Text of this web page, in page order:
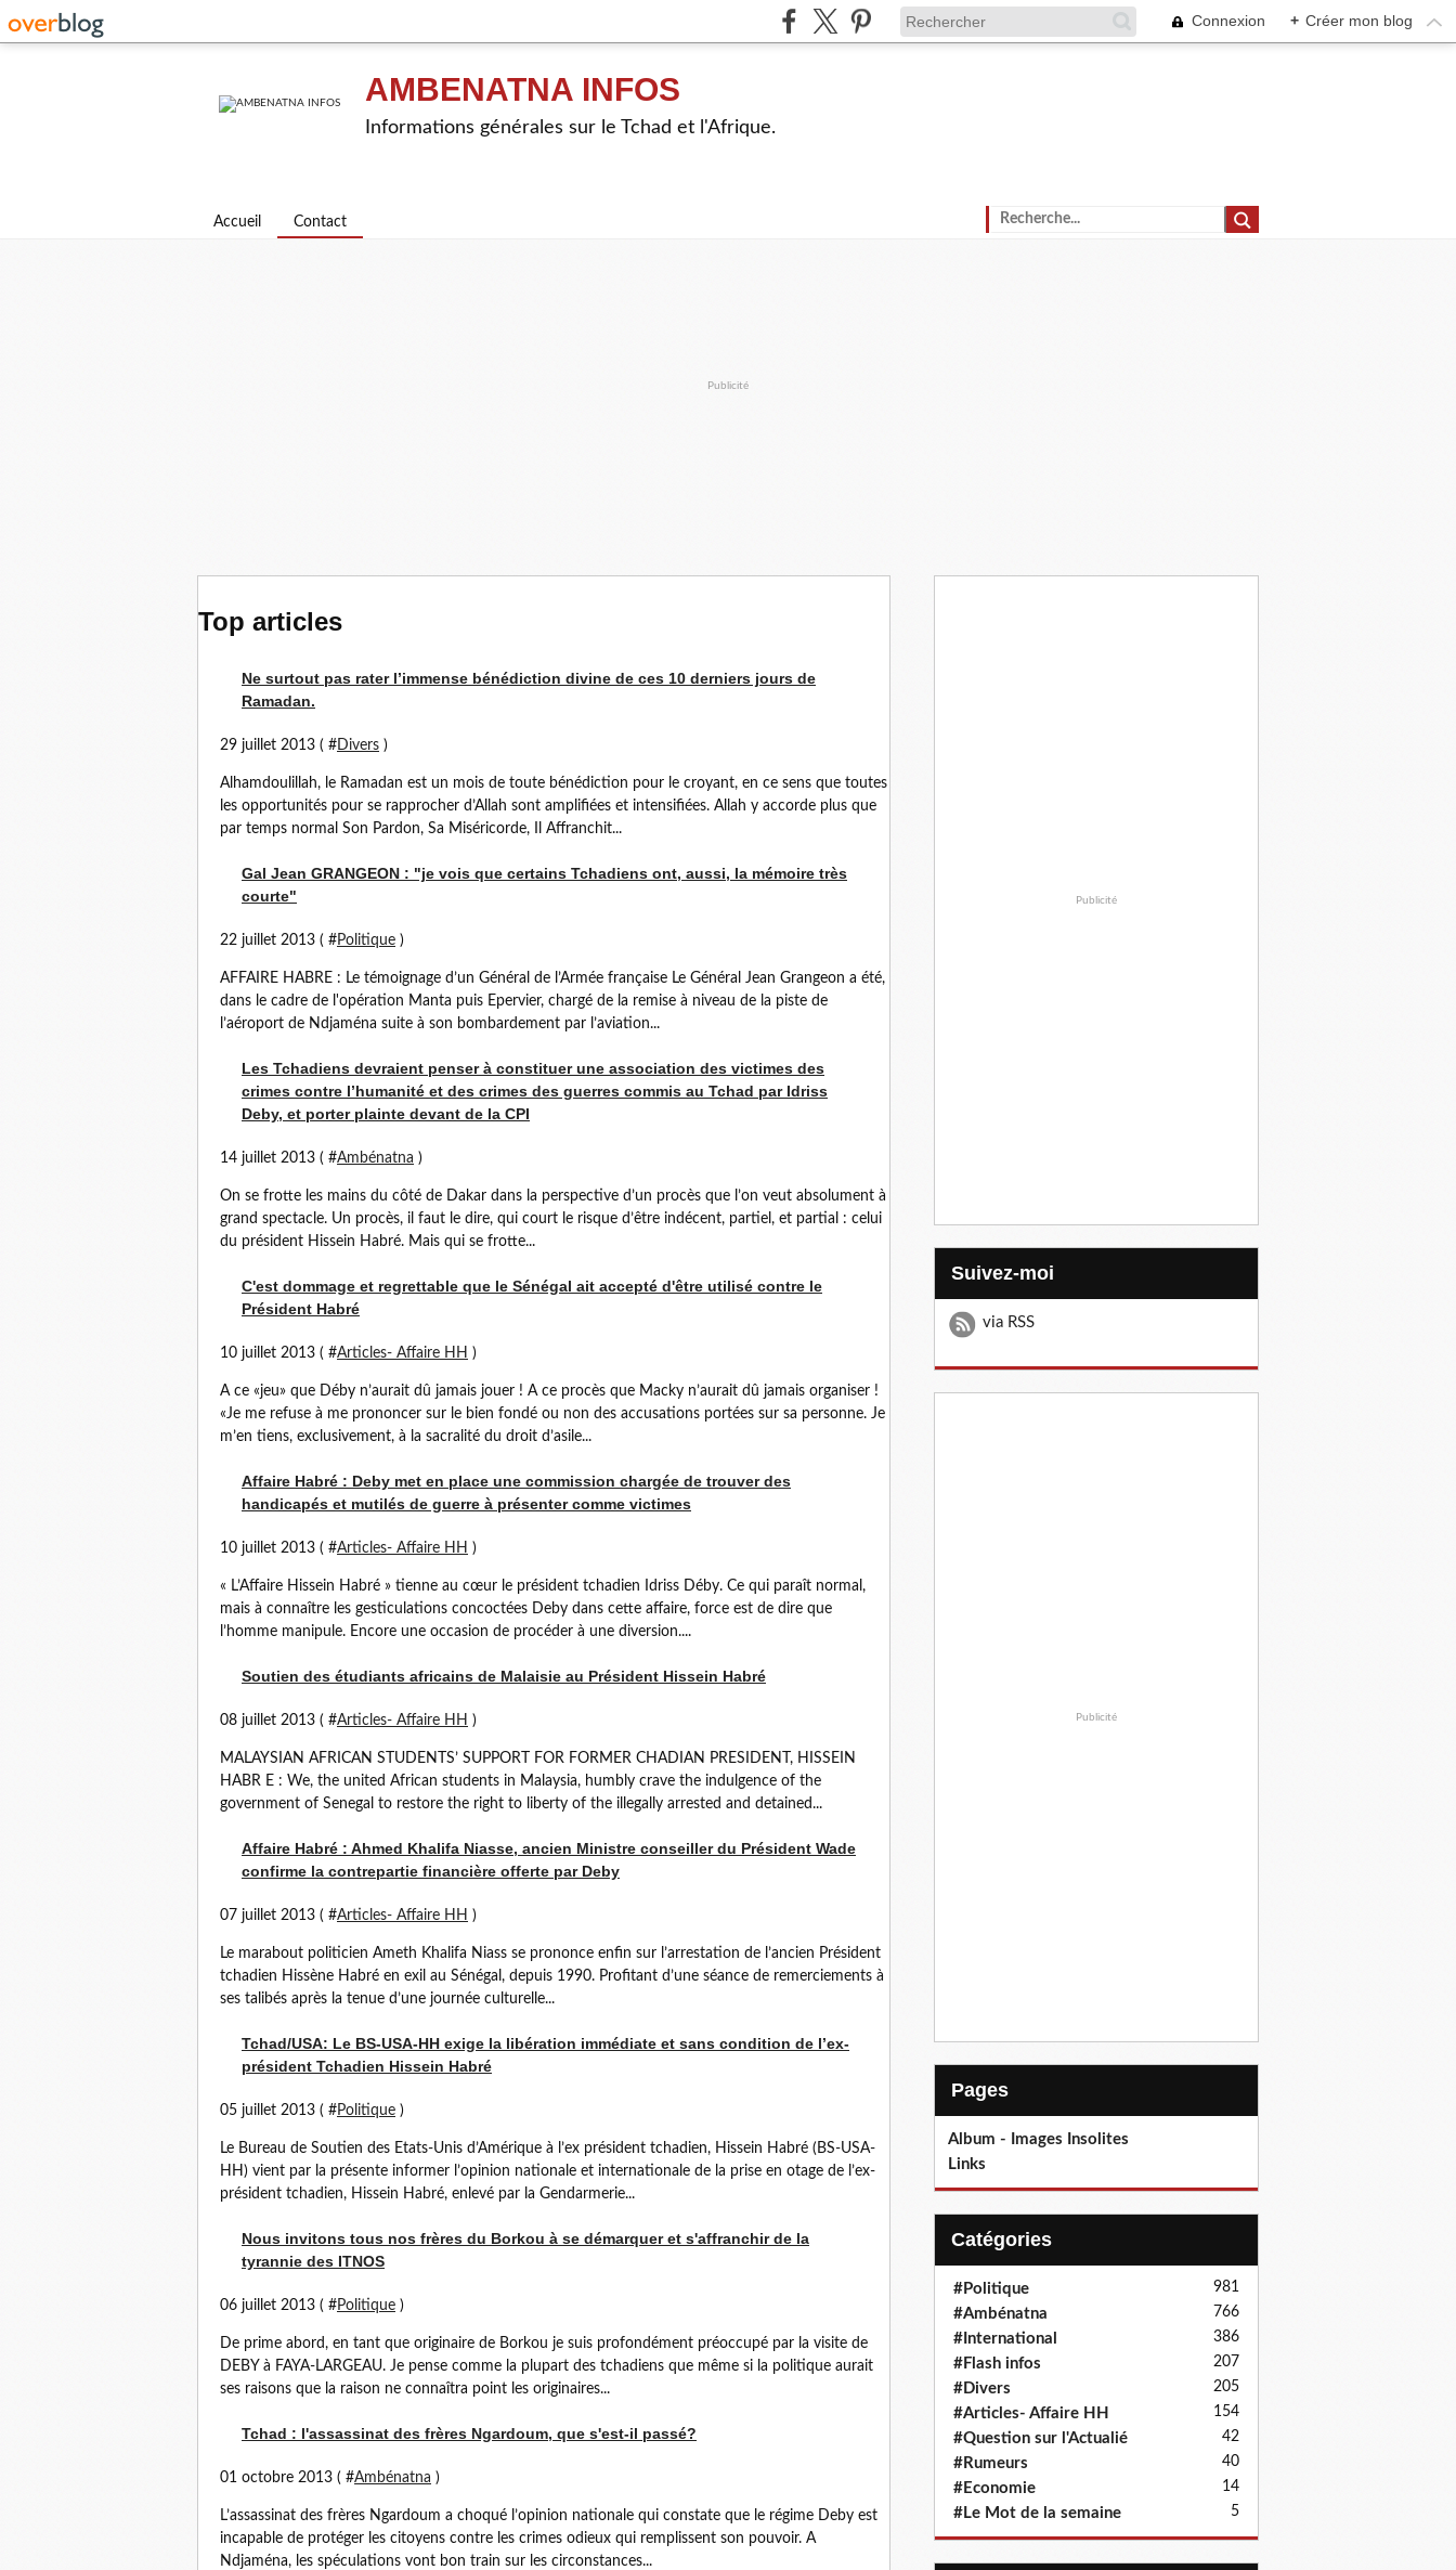
Connexion + Créer mon blog
AMBENATNA INFOS
Informations générales sur le Tchad et l'Afrique.
Accueil Contact
Publicité
Top articles
Ne surtout pas rater l’immense bénédiction divine de ces 10 derniers jours de
Ramadan.
29 juillet 2013 ( #Divers )
Alhamdoulillah, le Ramadan est un mois de toute bénédiction pour le croyant, en ce sens que toutes
les opportunités pour se rapprocher d’Allah sont amplifiées et intensifiées. Allah y accorde plus que
par temps normal Son Pardon, Sa Miséricorde, Il Affranchit...
Gal Jean GRANGEON : "je vois que certains Tchadiens ont, aussi, la mémoire très
courte"
22 juillet 2013 ( #Politique )
AFFAIRE HABRE : Le témoignage d’un Général de l’Armée française Le Général Jean Grangeon a été,
dans le cadre de l'opération Manta puis Epervier, chargé de la remise à niveau de la piste de
l’aéroport de Ndjaména suite à son bombardement par l’aviation...
Les Tchadiens devraient penser à constituer une association des victimes des
crimes contre l’humanité et des crimes des guerres commis au Tchad par Idriss
Deby, et porter plainte devant de la CPI
14 juillet 2013 ( #Ambénatna )
On se frotte les mains du côté de Dakar dans la perspective d’un procès que l’on veut absolument à
grand spectacle. Un procès, il faut le dire, qui court le risque d’être indécent, partiel, et partial : celui
du président Hissein Habré. Mais qui se frotte...
C'est dommage et regrettable que le Sénégal ait accepté d'être utilisé contre le
Président Habré
10 juillet 2013 ( #Articles- Affaire HH )
A ce «jeu» que Déby n’aurait dû jamais jouer ! A ce procès que Macky n’aurait dû jamais organiser !
«Je me refuse à me prononcer sur le bien fondé ou non des accusations portées sur sa personne. Je
m’en tiens, exclusivement, à la sacralité du droit d’asile...
Affaire Habré : Deby met en place une commission chargée de trouver des
handicapés et mutilés de guerre à présenter comme victimes
10 juillet 2013 ( #Articles- Affaire HH )
« L’Affaire Hissein Habré » tienne au cœur le président tchadien Idriss Déby. Ce qui paraît normal,
mais à connaître les gesticulations concoctées Deby dans cette affaire, force est de dire que
l’homme manipule. Encore une occasion de procéder à une diversion....
Soutien des étudiants africains de Malaisie au Président Hissein Habré
08 juillet 2013 ( #Articles- Affaire HH )
MALAYSIAN AFRICAN STUDENTS’ SUPPORT FOR FORMER CHADIAN PRESIDENT, HISSEIN
HABR E : We, the united African students in Malaysia, humbly crave the indulgence of the
government of Senegal to restore the right to liberty of the illegally arrested and detained...
Affaire Habré : Ahmed Khalifa Niasse, ancien Ministre conseiller du Président Wade
confirme la contrepartie financière offerte par Deby
07 juillet 2013 ( #Articles- Affaire HH )
Le marabout politicien Ameth Khalifa Niass se prononce enfin sur l’arrestation de l’ancien Président
tchadien Hissène Habré en exil au Sénégal, depuis 1990. Profitant d’une séance de remerciements à
ses talibés après la tenue d’une journée culturelle...
Tchad/USA: Le BS-USA-HH exige la libération immédiate et sans condition de l’ex-
président Tchadien Hissein Habré
05 juillet 2013 ( #Politique )
Le Bureau de Soutien des Etats-Unis d’Amérique à l’ex président tchadien, Hissein Habré (BS-USA-
HH) vient par la présente informer l’opinion nationale et internationale de la prise en otage de l’ex-
président tchadien, Hissein Habré, enlevé par la Gendarmerie...
Nous invitons tous nos frères du Borkou à se démarquer et s'affranchir de la
tyrannie des ITNOS
06 juillet 2013 ( #Politique )
De prime abord, en tant que originaire de Borkou je suis profondément préoccupé par la visite de
DEBY à FAYA-LARGEAU. Je pense comme la plupart des tchadiens que même si la politique aurait
ses raisons que la raison ne connaîtra point les originaires...
Tchad : l'assassinat des frères Ngardoum, que s'est-il passé?
01 octobre 2013 ( #Ambénatna )
L’assassinat des frères Ngardoum a choqué l’opinion nationale qui constate que le régime Deby est
incapable de protéger les citoyens contre les crimes odieux qui remplissent son pouvoir. A
Ndjaména, les spéculations vont bon train sur les circonstances...
Publicité
Suivez-moi
via RSS
Publicité
Pages
Album - Images Insolites
Links
Catégories
#Politique 981
#Ambénatna 766
#International 386
#Flash infos 207
#Divers 205
#Articles- Affaire HH 154
#Question sur l'Actualié 42
#Rumeurs 40
#Economie 14
#Le Mot de la semaine 5